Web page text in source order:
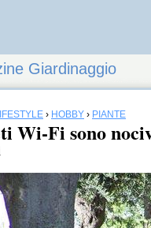
Giardinaggio
› HOBBY › PIANTE
Wi-Fi sono